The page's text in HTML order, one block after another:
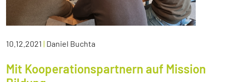
10.12.2021 | Daniel Buchta
Mit Kooperationspartnern auf Mission